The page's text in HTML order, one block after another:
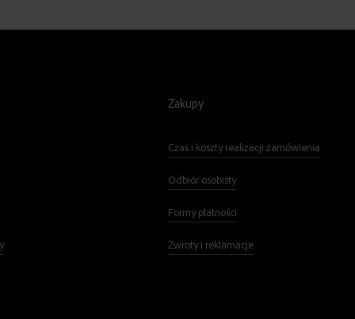
Zakupy
Czas i koszty realizacji zamówienia
Odbiór osobisty
Formy płatności
Zwroty i reklamacje